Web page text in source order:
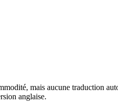
mais aucune traduction
anglaise.